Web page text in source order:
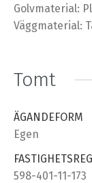
Golvmaterial:
Väggmaterial:
Tomt
ÄGANDEFORM
Egen
598-401-11-173